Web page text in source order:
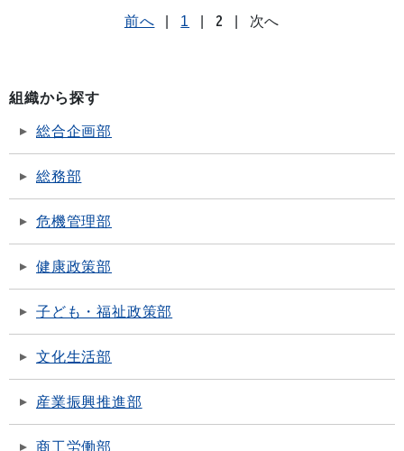
前へ 1 2 次へ
組織から探す
総合企画部
総務部
危機管理部
健康政策部
子ども・福祉政策部
文化生活部
産業振興推進部
商工労働部